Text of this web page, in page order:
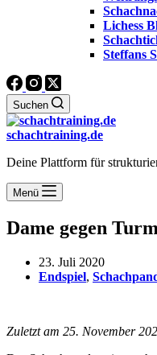
Lichess
Steffans
Suchen
schachtraining.de
Deine Plattform für
Menü
Dame gegen
23. Juli 2020
Endspiel,
Zuletzt am 25. November